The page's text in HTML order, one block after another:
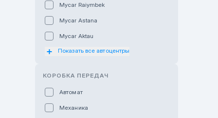
Mycar Raiymbek
Mycar Astana
Mycar Aktau
Mycar Uralsk
Показать все автоцентры
КОРОБКА ПЕРЕДАЧ
Автомат
Механика